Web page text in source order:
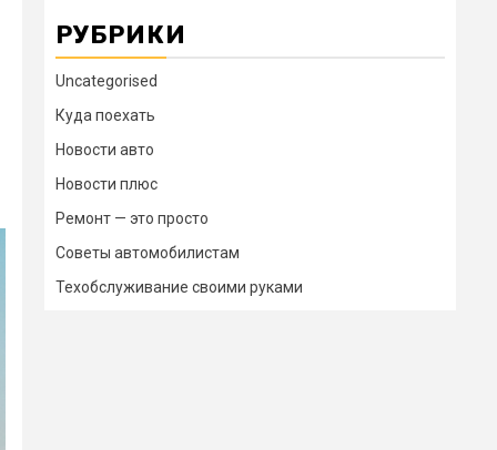
РУБРИКИ
Uncategorised
Куда поехать
Новости авто
Новости плюс
Ремонт — это просто
Советы автомобилистам
Техобслуживание своими руками